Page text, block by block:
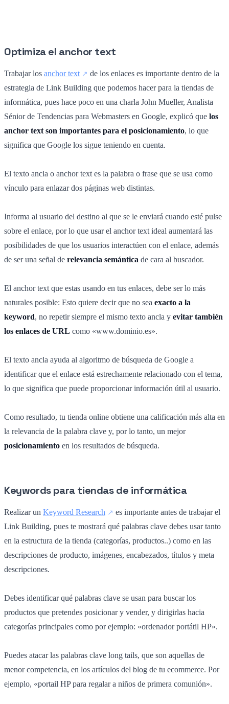
Optimiza el anchor text
Trabajar los anchor text
de los enlaces es importante dentro de la
estrategia de Link Building que podemos hacer para la tiendas de
informática, pues hace poco en una charla John Mueller, Analista
Sénior de Tendencias para Webmasters en Google, explicó que los
anchor text son importantes para el posicionamiento, lo que
significa que Google los sigue teniendo en cuenta.
El texto ancla o anchor text es la palabra o frase que se usa como
vínculo para enlazar dos páginas web distintas.
Informa al usuario del destino al que se le enviará cuando esté pulse
sobre el enlace, por lo que usar el anchor text ideal aumentará las
posibilidades de que los usuarios interactúen con el enlace, además
de ser una señal de relevancia semántica de cara al buscador.
El anchor text que estas usando en tus enlaces, debe ser lo más
naturales posible: Esto quiere decir que no sea exacto a la
keyword, no repetir siempre el mismo texto ancla y evitar también
los enlaces de URL como «www.dominio.es».
El texto ancla ayuda al algoritmo de búsqueda de Google a
identificar que el enlace está estrechamente relacionado con el tema,
lo que significa que puede proporcionar información útil al usuario.
Como resultado, tu tienda online obtiene una calificación más alta en
la relevancia de la palabra clave y, por lo tanto, un mejor
posicionamiento en los resultados de búsqueda.
Keywords para tiendas de informática
Realizar un Keyword Research
es importante antes de trabajar el
Link Building, pues te mostrará qué palabras clave debes usar tanto
en la estructura de la tienda (categorías, productos..) como en las
descripciones de producto, imágenes, encabezados, títulos y meta
descripciones.
Debes identificar qué palabras clave se usan para buscar los
productos que pretendes posicionar y vender, y dirigirlas hacia
categorías principales como por ejemplo: «ordenador portátil HP».
Puedes atacar las palabras clave long tails, que son aquellas de
menor competencia, en los artículos del blog de tu ecommerce. Por
ejemplo, «portail HP para regalar a niños de primera comunión».